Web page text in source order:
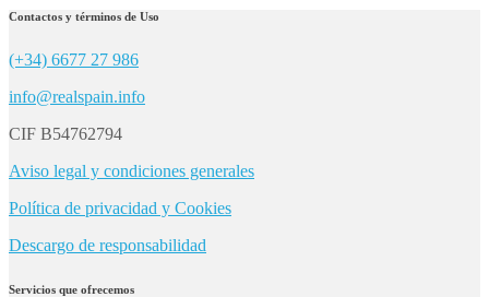
Contactos y términos de Uso
(+34) 6677 27 986
info@realspain.info
CIF B54762794
Aviso legal y condiciones generales
Política de privacidad y Cookies
Descargo de responsabilidad
Servicios que ofrecemos